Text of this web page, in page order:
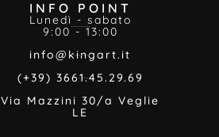
INFO POINT
Lunedì - sabato
9:00 - 13:00
info@kingart.it
(+39) 3661.45.29.69
Via Mazzini 30/a Veglie
LE